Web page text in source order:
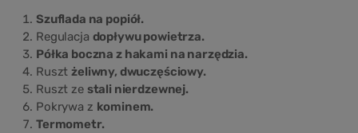
Szuflada na popiół.
Regulacja dopływu powietrza.
Półka boczna z hakami na narzędzia.
Rusztżeliwny, dwuczęściowy.
Ruszt ze stali nierdzewnej.
Pokrywa z kominem.
Termometr.